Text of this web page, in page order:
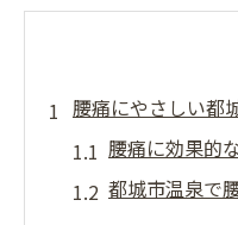
腰痛にやさしい都
腰痛に効果的
都城市温泉で